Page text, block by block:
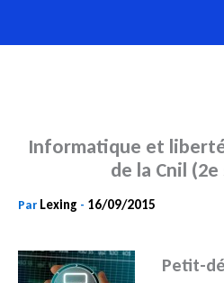
au
Informatique et
de la Cnil
Par Lexing - 16/09/2015